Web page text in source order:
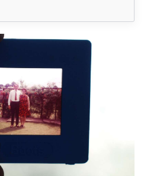
c’est une étape
et il existe
pour faciliter
impliquant la fin de
savoir plus sur la
et la façon de gérer les
un aperçu.